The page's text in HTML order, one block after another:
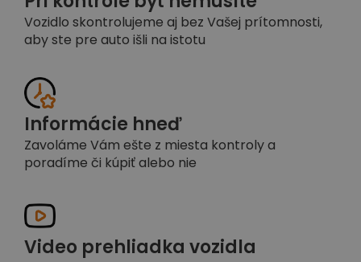
Vozidlo skontrolujeme aj bez Vašej prítomnosti,
aby ste pre auto išli na istotu
Informácie hneď
Zavoláme Vám ešte z miesta kontroly a
poradíme či kúpiť alebo nie
Video prehliadka vozidla